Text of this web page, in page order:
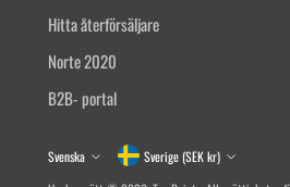
Hitta återförsäljare
Norte 2020
B2B- portal
Språk
Svenska Currency Sverige (SEK kr)